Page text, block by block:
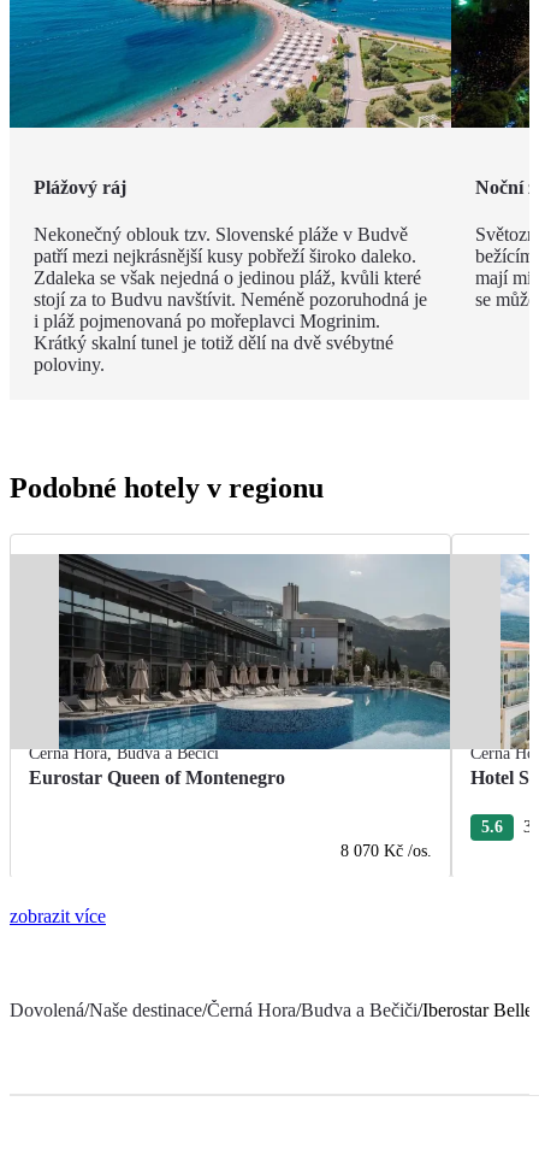
Plážový ráj
Nekonečný oblouk tzv. Slovenské pláže v Budvě
patří mezi nejkrásnější kusy pobřeží široko daleko.
Zdaleka se však nejedná o jedinou pláž, kvůli které
stojí za to Budvu navštívit. Neméně pozoruhodná je
i pláž pojmenovaná po mořeplavci Mogrinim.
Krátký skalní tunel je totiž dělí na dvě svébytné
poloviny.
Noční
bežícím
mají
se
Podobné hotely v regionu
Černá Hora,Budva a Bečiči
Eurostar Queen of Montenegro
8 070 Kč /os.
Černá
Hotel
5.6 3
zobrazit více
Dovolená/Naše destinace/Černá Hora/Budva a Bečiči/Iberostar